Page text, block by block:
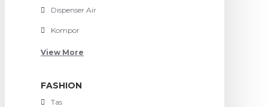
Dispenser Air
Kompor
View More
FASHION
Tas